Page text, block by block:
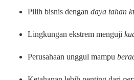
Pilih bisnis dengan daya tahan
Lingkungan ekstrem menguji
Perusahaan unggul mampu